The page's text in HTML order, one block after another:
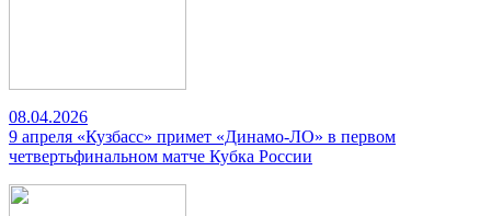
08.04.2026
9 апреля «Кузбасс» примет «Динамо-ЛО» в первом
четвертьфинальном матче Кубка России